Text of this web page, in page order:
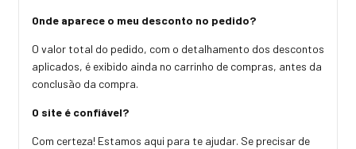
Onde aparece o meu desconto no pedido?
O valor total do pedido, com o detalhamento dos descontos
aplicados, é exibido ainda no carrinho de compras, antes da
conclusão da compra.
O site é confiável?
Com certeza! Estamos aqui para te ajudar. Se precisar de